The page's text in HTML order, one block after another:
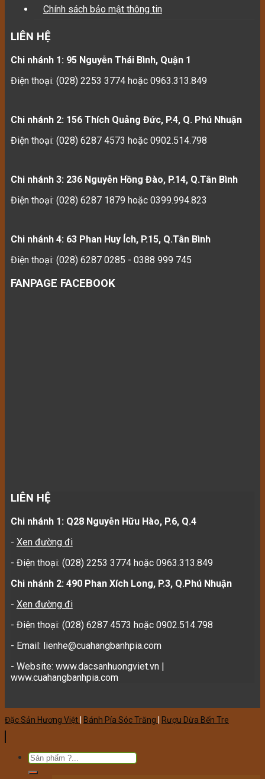
Chính sách bảo mật thông tin
LIÊN HỆ
Chi nhánh 1: 95 Nguyễn Thái Bình, Quận 1
Điện thoại: (028) 2253 3774 hoặc 0963.313.849
Chi nhánh 2: 156 Thích Quảng Đức, P.4, Q. Phú Nhuận
Điện thoại: (028) 6287 4573 hoặc 0902.514.798
Chi nhánh 3: 236 Nguyễn Hồng Đào, P.14, Q.Tân Bình
Điện thoại: (028) 6287 1879 hoặc 0399.994.823
Chi nhánh 4: 63 Phan Huy Ích, P.15, Q.Tân Bình
Điện thoại: (028) 6287 0285 - 0388 999 745
FANPAGE FACEBOOK
LIÊN HỆ
Chi nhánh 1: Q28 Nguyễn Hữu Hào, P.6, Q.4
- Xen đường đi
- Điện thoại: (028) 2253 3774 hoặc 0963.313.849
Chi nhánh 2: 490 Phan Xích Long, P.3, Q.Phú Nhuận
- Xen đường đi
- Điện thoại: (028) 6287 4573 hoặc 0902.514.798
- Email: lienhe@cuahangbanhpia.com
- Website: www.dacsanhuongviet.vn |
www.cuahangbanhpia.com
Đặc Sản Hương Việt Bánh Pía Sóc Trăng Rượu Dừa Bến Tre